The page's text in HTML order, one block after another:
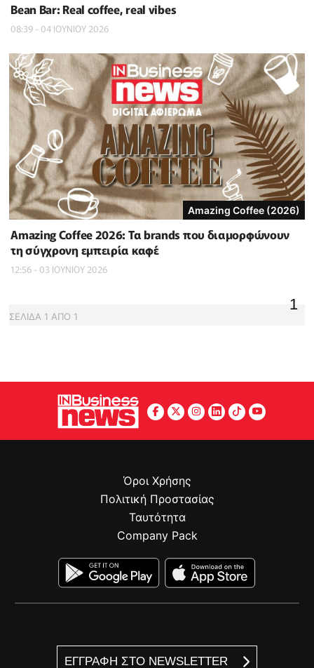
Bean Bar: Real coffee, real vibes
08:39 - 04 ΙΟΥΝΙΟΥ 2026
Amazing Coffee (2026)
Amazing Coffee 2026: Τα brands που διαμορφώνουν
τη σύγχρονη εμπειρία καφέ
12:56 - 03 ΙΟΥΝΙΟΥ 2026
ΣΕΛΙΔΑ 1 ΑΠΟ 1
1
ΕΓΓΡΑΦΗ ΣΤΟ NEWSLETTER
Όροι Χρήσης
Πολιτική Προστασίας
Ταυτότητα
Company Pack